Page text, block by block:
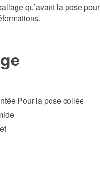
qu’avant la pose pour
Pour la pose collée